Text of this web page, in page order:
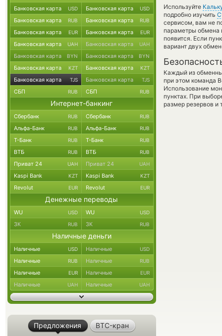
Используйте
подробно изучить
сервисом, вам не
параметры обмена
появится. Если
вариант двух
Каждый из
при этом команда
Использование
пунктах. При
размер резервов и
Банковская карта USD Банковская карта USD
Банковская карта RUB Банковская карта RUB
Банковская карта EUR Банковская карта EUR
Банковская карта UAH Банковская карта UAH
Банковская карта BYN Банковская карта BYN
Банковская карта KZT Банковская карта KZT
Банковская карта TJS Банковская карта TJS
СБП RUB СБП RUB
Интернет-банкинг
Сбербанк RUB Сбербанк RUB
Альфа-Банк RUB Альфа-Банк RUB
Т-Банк RUB Т-Банк RUB
ВТБ RUB ВТБ RUB
Приват 24 UAH Приват 24 UAH
Kaspi Bank KZT Kaspi Bank KZT
Revolut EUR Revolut EUR
Денежные переводы
WU USD WU USD
ЗК RUB ЗК RUB
Наличные деньги
Наличные USD Наличные USD
Наличные RUB Наличные RUB
Наличные EUR Наличные EUR
Наличные UAH Наличные UAH
Предложения BTC-кран